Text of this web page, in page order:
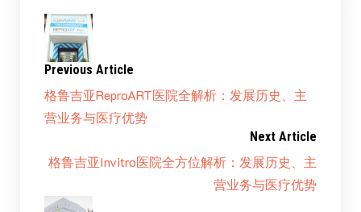
Previous Article
格鲁吉亚ReproART医院全解析：发展历史、主
营业务与医疗优势
Next Article
格鲁吉亚Invitro医院全方位解析：发展历史、主
营业务与医疗优势